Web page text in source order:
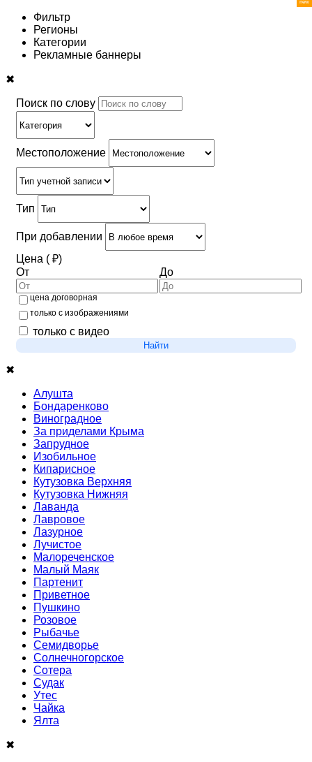
Фильтр
Регионы
Категории
Рекламные баннеры
✖
Поиск по слову
Местоположение
Тип
При добавлении
Цена ( ₽)
От
До
цена договорная
только с изображениями
только с видео
Найти
✖
Алушта
Бондаренково
Виноградное
За приделами Крыма
Запрудное
Изобильное
Кипарисное
Кутузовка Верхняя
Кутузовка Нижняя
Лаванда
Лавровое
Лазурное
Лучистое
Малореченское
Малый Маяк
Партенит
Приветное
Пушкино
Розовое
Рыбачье
Семидворье
Солнечногорское
Сотера
Судак
Утес
Чайка
Ялта
✖